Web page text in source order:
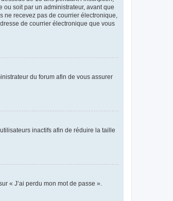
soit par un administrateur, avant que
recevez pas de courrier électronique,
de courrier électronique que vous
du forum afin de vous assurer
inactifs afin de réduire la taille
« J’ai perdu mon mot de passe ».